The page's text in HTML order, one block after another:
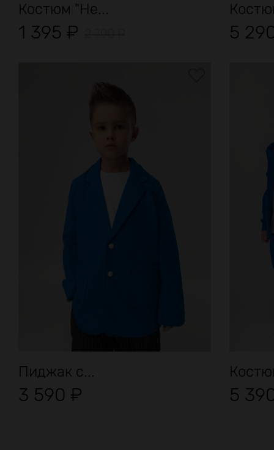
Костюм "Не...
1 395 ₽ 5
Пиджак с...
3 590 ₽ 5